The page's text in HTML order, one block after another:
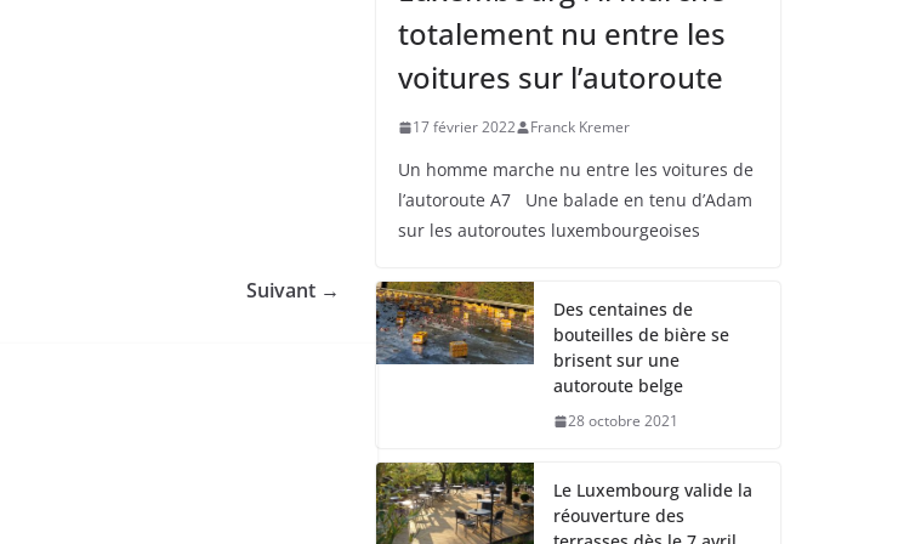
Suivant →
totalement nu entre les
voitures sur l’autoroute
17 février 2022 Franck Kremer
Un homme marche nu entre les voitures de
l’autoroute A7 Une balade en tenu d’Adam
sur les autoroutes luxembourgeoises
Des centaines de
bouteilles de bière se
brisent sur une
autoroute belge
28 octobre 2021
Le Luxembourg valide la
réouverture des